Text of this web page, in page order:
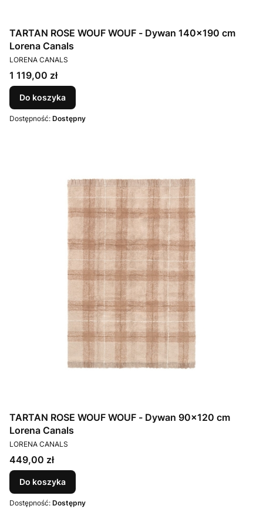
TARTAN ROSE WOUF WOUF - Dywan 140×190 cm
Lorena Canals
PRODUCENT
LORENA CANALS
Cena
1 119,00 zł
Do koszyka
Dostępność: Dostępny
TARTAN ROSE WOUF WOUF - Dywan 90×120 cm
Lorena Canals
PRODUCENT
LORENA CANALS
Cena
449,00 zł
Do koszyka
Dostępność: Dostępny